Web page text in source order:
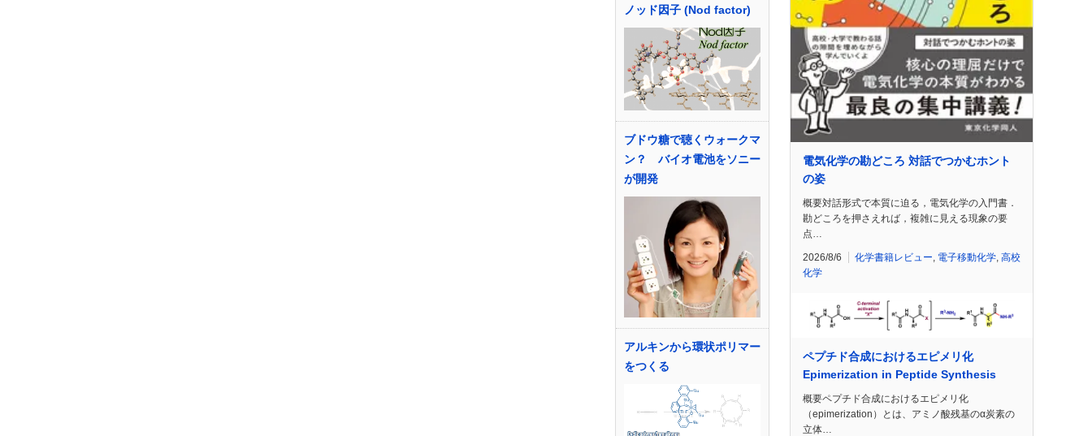
ノッド因子 (Nod factor)
ブドウ糖で聴くウォークマ
ン？ バイオ電池をソニー
が開発
アルキンから環状ポリマー
をつくる
電気化学の勘どころ 対話でつかむホント
の姿
概要対話形式で本質に迫る，電気化学の入門書．
勘どころを押さえれば，複雑に見える現象の要
点…
2026/8/6 化学書籍レビュー 電子移動化学 高校
化学
ペプチド合成におけるエピメリ化
Epimerization in Peptide Synthesis
概要ペプチド合成におけるエピメリ化
（epimerization）とは、アミノ酸残基のα炭素の
立体…